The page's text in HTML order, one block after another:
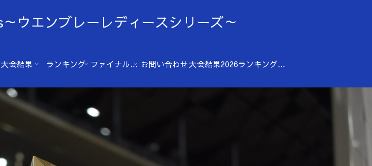
ウエンブレーレディースシリーズ～
大会結果 ランキング ファイナル(2025年） お問い合わせ大会結果2026 ランキング（2025年）